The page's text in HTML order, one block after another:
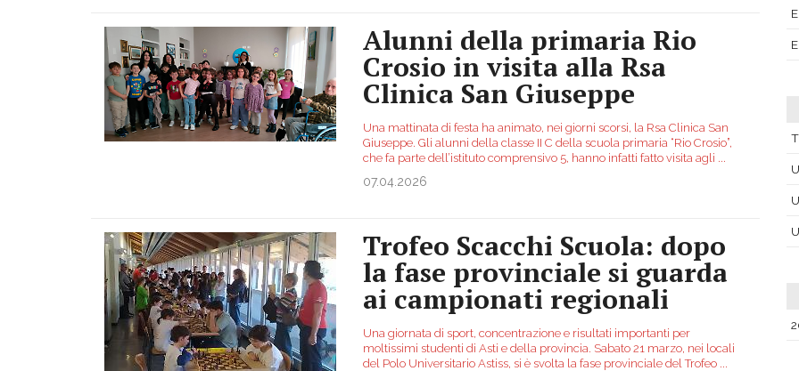
Alunni della primaria Rio
Crosio in visita alla Rsa
Clinica San Giuseppe
Una mattinata di festa ha animato, nei giorni scorsi, la Rsa Clinica San
Giuseppe. Gli alunni della classe II C della scuola primaria “Rio Crosio”,
che fa parte dell’istituto comprensivo 5, hanno infatti fatto visita agli
07.04.2026
Trofeo Scacchi Scuola: dopo
la fase provinciale si guarda
ai campionati regionali
Una giornata di sport, concentrazione e risultati importanti per
moltissimi studenti di Asti e della provincia. Sabato 21 marzo, nei locali
del Polo Universitario Astiss, si è svolta la fase provinciale del Trofeo